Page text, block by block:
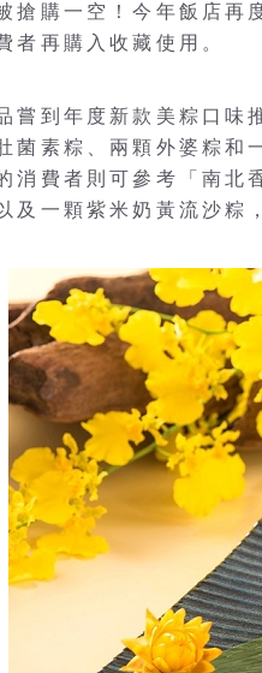
搶購一空！今年飯店再
者再購入收藏使用。
嘗到年度新款美粽口味
菌素粽、兩顆外婆粽和
消費者則可參考「南北
及一顆紫米奶黃流沙粽